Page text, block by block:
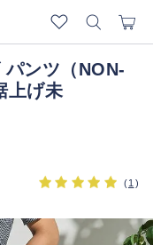
パンツ（NON-
上げ未
(1 )